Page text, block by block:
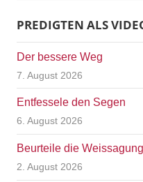
PREDIGTEN ALS
Der bessere Weg
7. August 2026
Entfessele den Segen
6. August 2026
Beurteile die Weissagung
2. August 2026